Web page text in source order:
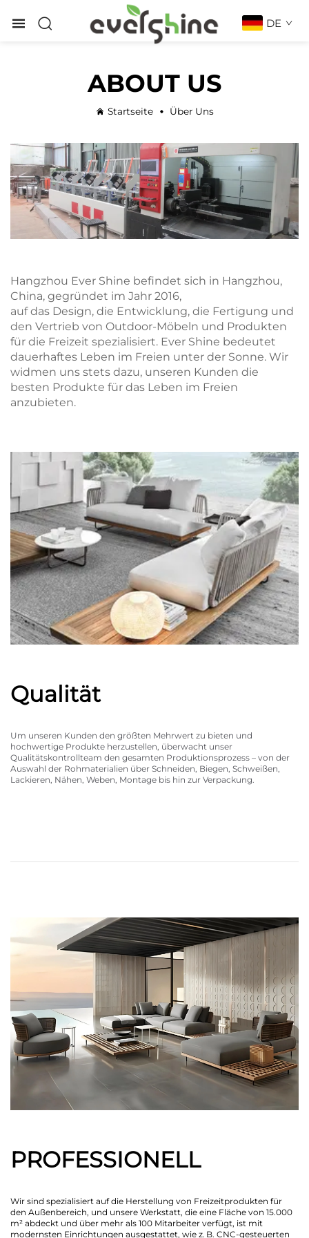
DE
ABOUT US
Startseite Über Uns
Hangzhou Ever Shine befindet sich in Hangzhou,
China, gegründet im Jahr 2016,
auf das Design, die Entwicklung, die Fertigung und
den Vertrieb von Outdoor-Möbeln und Produkten
für die Freizeit spezialisiert. Ever Shine bedeutet
dauerhaftes Leben im Freien unter der Sonne. Wir
widmen uns stets dazu, unseren Kunden die
besten Produkte für das Leben im Freien
anzubieten.
Qualität
Um unseren Kunden den größten Mehrwert zu bieten und
hochwertige Produkte herzustellen, überwacht unser
Qualitätskontrollteam den gesamten Produktionsprozess – von der
Auswahl der Rohmaterialien über Schneiden, Biegen, Schweißen,
Lackieren, Nähen, Weben, Montage bis hin zur Verpackung.
PROFESSIONELL
Wir sind spezialisiert auf die Herstellung von Freizeitprodukten für
den Außenbereich, und unsere Werkstatt, die eine Fläche von 15.000
m² abdeckt und über mehr als 100 Mitarbeiter verfügt, ist mit
modernsten Einrichtungen ausgestattet, wie z. B. CNC-gesteuerten